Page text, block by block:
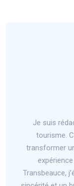
Je suis
tourisme.
transformer
Transbeauce,